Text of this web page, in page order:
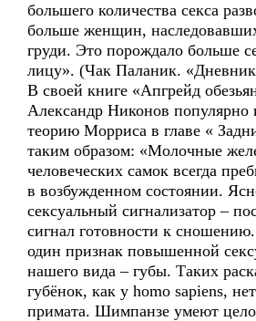
большего количества секса
больше женщин,
груди. Это порождало больше
лицу». (Чак Паланик.
В своей книге «Апгрейд
Александр Никонов популярно
теорию Морриса в главе «
таким образом: «Молочные
человеческих самок всегда
в возбужденном состоянии.
сексуальный сигнализатор –
сигнал готовности к
один признак повышенной
нашего вида – губы. Таких
губёнок, как у homo sapiens,
примата. Шимпанзе умеют